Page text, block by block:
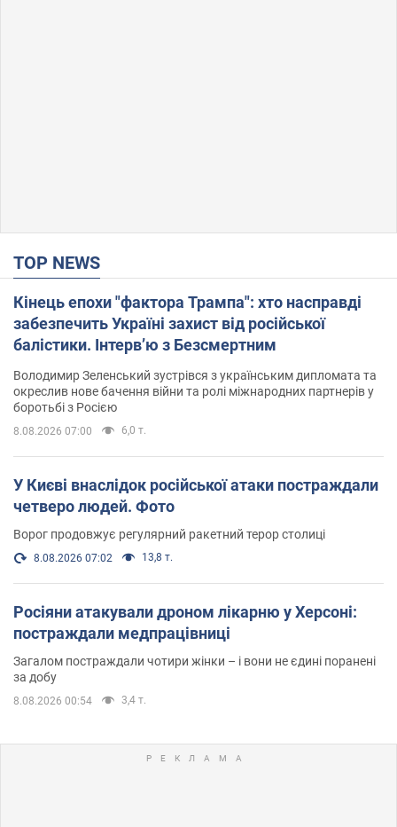
TOP NEWS
Кінець епохи "фактора Трампа": хто насправді
забезпечить Україні захист від російської
балістики. Інтерв’ю з Безсмертним
Володимир Зеленський зустрівся з українським дипломата та
окреслив нове бачення війни та ролі міжнародних партнерів у
боротьбі з Росією
8.08.2026 07:00 6,0 т.
У Києві внаслідок російської атаки постраждали
четверо людей. Фото
Ворог продовжує регулярний ракетний терор столиці
8.08.2026 07:02 13,8 т.
Росіяни атакували дроном лікарню у Херсоні:
постраждали медпрацівниці
Загалом постраждали чотири жінки – і вони не єдині поранені
за добу
8.08.2026 00:54 3,4 т.